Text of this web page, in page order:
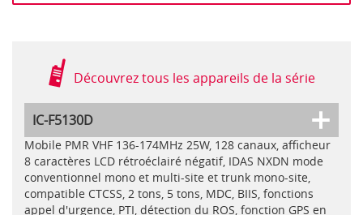
Découvrez tous les appareils de la série
IC-F5130D
Mobile PMR VHF 136-174MHz 25W, 128 canaux, afficheur
8 caractères LCD rétroéclairé négatif, IDAS NXDN mode
conventionnel mono et multi-site et trunk mono-site,
compatible CTCSS, 2 tons, 5 tons, MDC, BIIS, fonctions
appel d'urgence, PTI, détection du ROS, fonction GPS en